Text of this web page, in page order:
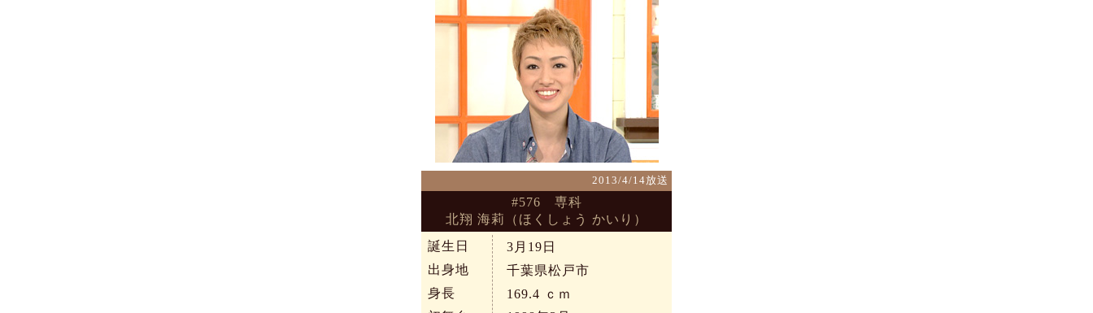
2013/4/14放送
#576 専科
北翔 海莉（ほくしょう かいり）
誕生日
3月19日
出身地
千葉県松戸市
身長
169.4 ｃｍ